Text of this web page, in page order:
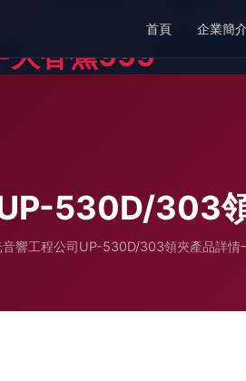
蕉97av在线-大
大香蕉999
首頁 企業簡
530D/303
音響工程公司UP-530D/303領夾產品詳情